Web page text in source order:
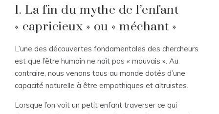
1. La fin du mythe de l’enfant
« capricieux » ou « méchant »
L’une des découvertes fondamentales des chercheurs
est que l’être humain ne naît pas « mauvais ». Au
contraire, nous venons tous au monde dotés d’une
capacité naturelle à être empathiques et altruistes.
Lorsque l’on voit un petit enfant traverser ce qui